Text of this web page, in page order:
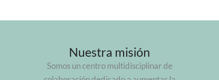
Nuestra misión
Somos un centro multidisciplinar de